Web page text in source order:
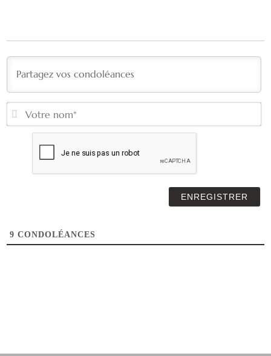
9 CONDOLÉANCES